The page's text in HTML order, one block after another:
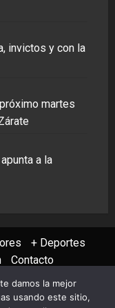
invictos y con la
martes
a la
+ Deportes
Contacto
TikTok
damos la mejor
usando este sitio,